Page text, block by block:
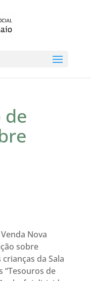
de
Nova
sobre
da Sala
“Tesouros de